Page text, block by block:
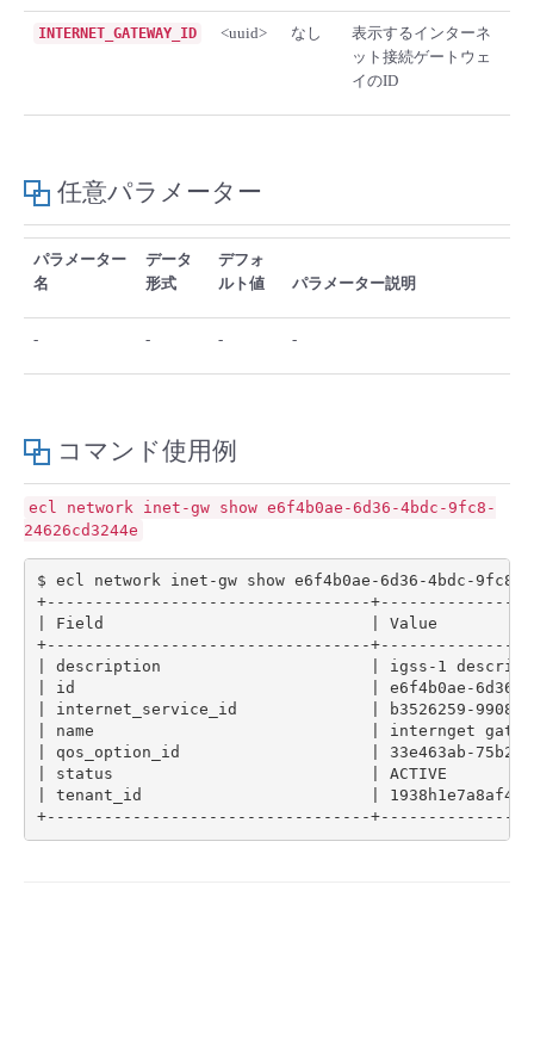
すべてのメニューを見る
- 登録情報の管理
- APIリファレンス
- Flexible Remote Access
- vUTM2
- マルチクラウド利用
- リモートワーク
- ITインフラストラクチャー
- その他
販売パートナー向けプログラム
トレーニング/操作動画
脱炭素化
INTERNET_GATEWAY_ID <uuid> なし
表示するインターネ
ット接続ゲートウェ
イのID
任意パラメーター
パラメーター
名
データ
形式
デフォ
ルト値
パラメーター説明
- - - -
コマンド使用例
ecl network inet-gw show e6f4b0ae-6d36-4bdc-9fc8-
24626cd3244e
$ ecl network inet-gw show e6f4b0ae-6d36-4bdc-9fc8-
Field
description
igss-1
id
e6f4b0ae-6d36-
internet_service_id
b3526259-
name
internget
qos_option_id
33e463ab-
status
tenant_id